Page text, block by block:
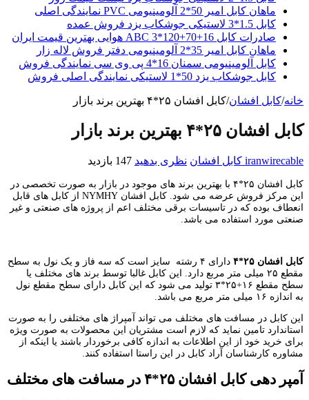
ماهان کابل امیر 50*2 آلومینیومی PVC نمایندگی اصلی
کابل 1.5*3 لاستیکی جوشکاب یزد فروش عمده
صادرات کابل 16+70+120*3 ABC هوایی بهترین قیمت ایران
ماهان کابل امیر 35*2 آلومینیومی دفتر فروش لاله زار
کابل آلومینیومی سمنان 16*4 پی وی سی نمایندگی فروش
کابل جوشکاب یزد 50*1 لاستیکی نمایندگی اصلی فروش
خانه/کابل افشان/کابل افشان ۲۵*۴ بهترین برند بازار
کابل افشان ۲۵*۴ بهترین برند بازار
iranwirecable کابل افشان نظری بدهید 147 بازدید
کابل افشان ۲۵*۴ با بهترین برند های موجود در بازار به صورت تخصصی در
این مرکز فروش عرضه می شود. کابل افشان NYMHY از کابل های قابل
انعطاف بوده که در تاسیسات برقی مختلف اعم از پروژه های صنعتی و غیر
صنعتی مورد استفاده می باشد.
کابل افشان ۲۵*۴
دارای ۴ رشته سایز است که سه فاز و یک نول به سطح
مقطع ۲۵ میلی متر مربع دارد. این کابل غالبا توسط برند های مختلف یا
سطح مقطع ۱۶+۲۵*۳ تولید می شود که این کابل دارای سطح مقطع نول
به اندازه ۱۶ میلی متر مربع می باشد.
این کابل در مسافت های مختلف می تواند آمپراژ های مختلفی را به صورت
استاندارد تامین نماید که لازم است مشتریان این محصولات به صورت ویژه
برای خرید خود از این اطلاعات به اندازه کافی برخوردار باشند یا اینکه از
مشاوره کارشناسان آراد کابل در این راستا استفاده کنند.
آمپر دهی کابل افشان ۲۵*۴ در مسافت های مختلف